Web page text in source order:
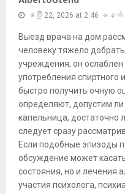
ဧပြီ 22, 2026 at 2:46 မနက်
Выезд врача на дом
человеку тяжело
учреждения, он ослаблен
употребления спиртного
быстро получить очную
определяют, допустим
капельница, достаточно
следует сразу
Если подобные эпизоды
обсуждение может
состояния, но и лечения
участия психолога,